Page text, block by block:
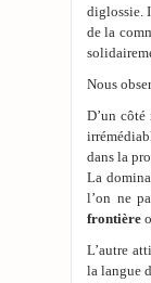
diglossie.
de la
Nous
D’un
dans la
La
l’on ne
frontière
L’autre
la langue